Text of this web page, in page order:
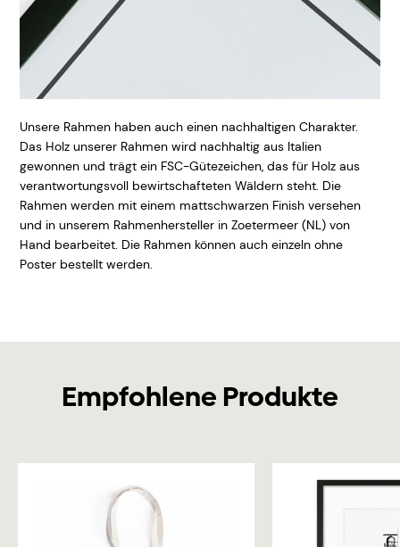
Unsere Rahmen haben auch einen nachhaltigen Charakter.
Das Holz unserer Rahmen wird nachhaltig aus Italien
gewonnen und trägt ein FSC-Gütezeichen, das für Holz aus
verantwortungsvoll bewirtschafteten Wäldern steht. Die
Rahmen werden mit einem mattschwarzen Finish versehen
und in unserem Rahmenhersteller in Zoetermeer (NL) von
Hand bearbeitet. Die Rahmen können auch einzeln ohne
Poster bestellt werden.
Empfohlene Produkte